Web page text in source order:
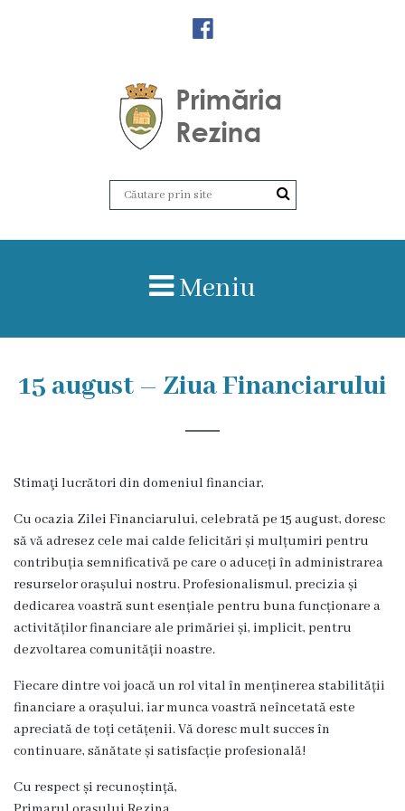
Amalgamare
în
Zile
de
audiență
Primarul
primăriei
Competențele
primarului
Meniu
15 august – Ziua Financiarului
Stimaţi lucrători din domeniul financiar,
Cu ocazia Zilei Financiarului, celebrată pe 15 august, doresc
să vă adresez cele mai calde felicitări și mulțumiri pentru
contribuția semnificativă pe care o aduceți în administrarea
resurselor orașului nostru. Profesionalismul, precizia și
dedicarea voastră sunt esențiale pentru buna funcționare a
activităților financiare ale primăriei și, implicit, pentru
dezvoltarea comunității noastre.
Fiecare dintre voi joacă un rol vital în menținerea stabilității
financiare a orașului, iar munca voastră neîncetată este
apreciată de toți cetățenii. Vă doresc mult succes în
continuare, sănătate și satisfacție profesională!
Cu respect și recunoștință,